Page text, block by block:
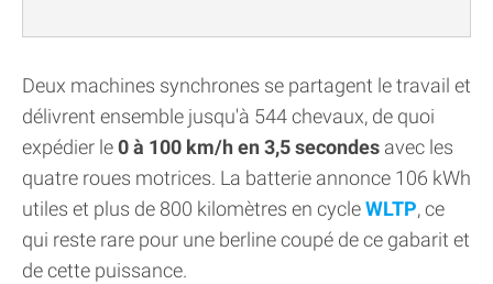
Deux machines synchrones se partagent le travail et
délivrent ensemble jusqu'à 544 chevaux, de quoi
expédier le0 à 100 km/h en 3,5 secondes avec les
quatre roues motrices. La batterie annonce 106 kWh
utiles et plus de 800 kilomètres en cycleWLTP, ce
qui reste rare pour une berline coupé de ce gabarit et
de cette puissance.